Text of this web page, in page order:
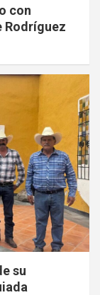
con
Rodríguez
su